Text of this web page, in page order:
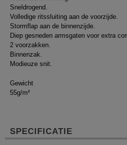
Sneldrogend.
Volledige ritssluiting aan de voorzijde.
Stormflap aan de binnenzijde.
Diep gesneden armsgaten voor extra
2 voorzakken.
Binnenzak.
Modieuze snit.
Gewicht
55g/m²
SPECIFICATIE